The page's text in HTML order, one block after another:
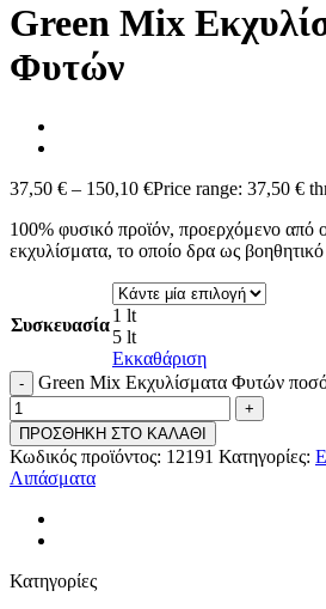
Green Mix
Φυτών
37,50 € – 150,10 €Price range: 37,50 €
100% φυσικό προϊόν, προερχόμενο από
εκχυλίσματα, το οποίο δρα ως
Συσκευασία1 lt
5 lt
Εκκαθάριση
Green Mix Εκχυλίσματα Φυτών
ΠΡΟΣΘΗΚΗ ΣΤΟ ΚΑΛΑΘΙ
Κωδικός προϊόντος: 12191 Κατηγορίες:
Λιπάσματα
Κατηγορίες